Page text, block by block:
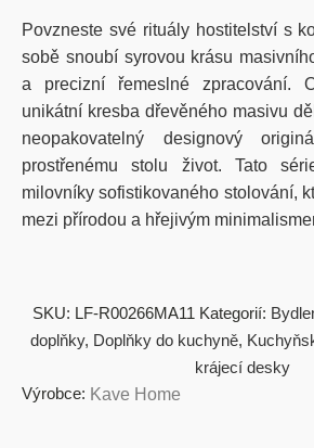
Povzneste své rituály hostitelství s
sobě snoubí syrovou krásu
a precizní řemeslné zpracování.
unikátní kresba dřevěného masivu
neopakovatelný designový
prostřenému stolu život. Tato
milovníky sofistikovaného stolování,
mezi přírodou a hřejivým
SKU: LF-R00266MA11 Kategorií:
doplňky, Doplňky do kuchyně,
krájecí desky
Výrobce: Kave Home